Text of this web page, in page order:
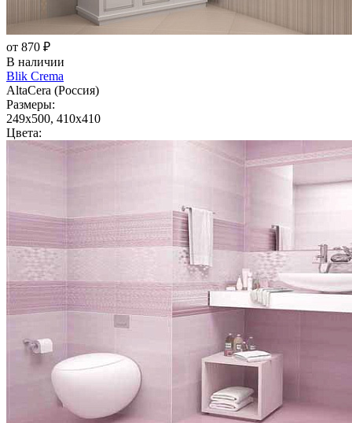
от 870 ₽
В наличии
Blik Crema
AltaCera (Россия)
Размеры:
249x500, 410x410
Цвета: